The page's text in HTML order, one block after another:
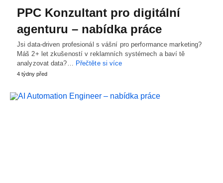
PPC Konzultant pro digitální
agenturu – nabídka práce
Jsi data-driven profesionál s vášní pro performance marketing?
Máš 2+ let zkušeností v reklamních systémech a baví tě
analyzovat data?…
Přečtěte si více
4 týdny před